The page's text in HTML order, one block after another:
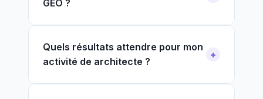
GEO ?
Quels résultats attendre pour mon
activité de architecte ?